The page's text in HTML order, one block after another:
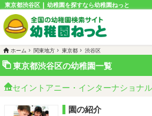
東京都渋谷区 | 幼稚園を探すなら幼稚園ねっと
ホーム 関東地方 東京都 渋谷区
東京都渋谷区の幼稚園一覧
セイントアニー・インターナショナ
園の紹介